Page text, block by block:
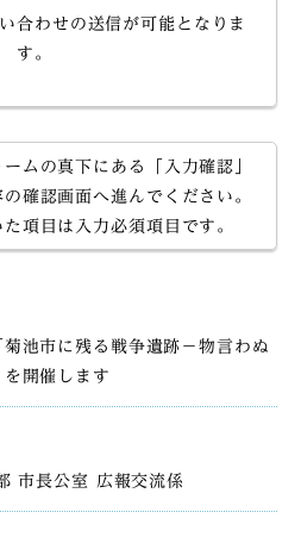
合わせの送信が可能となりま
す。
ムの真下にある「入力確認」
確認画面へ進んでください。
項目は入力必須項目です。
菊池市に残る戦争遺跡－物言わぬ
開催します
市長公室 広報交流係